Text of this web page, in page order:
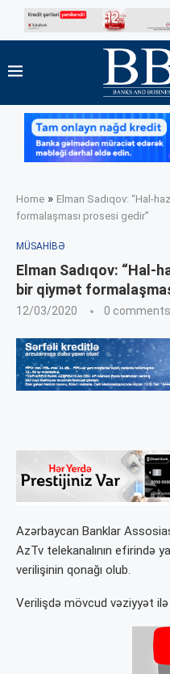
Home » Elman Sadıqov: “Hal-
formalaşması prosesi gedir”
MÜSAHIBƏ
Elman Sadıqov: “Hal-
bir qiymət
12/03/2020 0 comments
Azərbaycan Banklar
AzTv telekanalının efirində
verilişinin qonağı olub.
Verilişdə mövcud vəziyyət ilə